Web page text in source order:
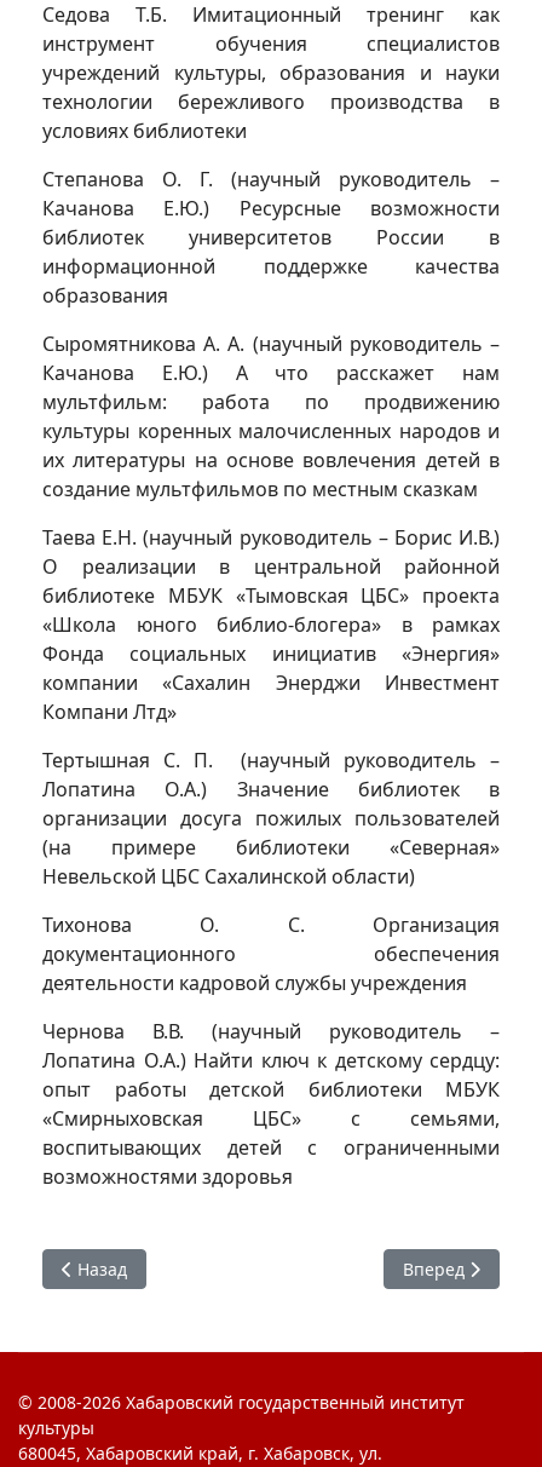
Седова Т.Б. Имитационный тренинг как
инструмент обучения специалистов
учреждений культуры, образования и науки
технологии бережливого производства в
условиях библиотеки
Степанова О. Г. (научный руководитель –
Качанова Е.Ю.) Ресурсные возможности
библиотек университетов России в
информационной поддержке качества
образования
Сыромятникова А. А. (научный руководитель –
Качанова Е.Ю.) А что расскажет нам
мультфильм: работа по продвижению
культуры коренных малочисленных народов и
их литературы на основе вовлечения детей в
создание мультфильмов по местным сказкам
Таева Е.Н. (научный руководитель – Борис И.В.)
О реализации в центральной районной
библиотеке МБУК «Тымовская ЦБС» проекта
«Школа юного библио-блогера» в рамках
Фонда социальных инициатив «Энергия»
компании «Сахалин Энерджи Инвестмент
Компани Лтд»
Тертышная С. П. (научный руководитель –
Лопатина О.А.) Значение библиотек в
организации досуга пожилых пользователей
(на примере библиотеки «Северная»
Невельской ЦБС Сахалинской области)
Тихонова О. С. Организация
документационного обеспечения
деятельности кадровой службы учреждения
Чернова В.В. (научный руководитель –
Лопатина О.А.) Найти ключ к детскому сердцу:
опыт работы детской библиотеки МБУК
«Смирныховская ЦБС» с семьями,
воспитывающих детей с ограниченными
возможностями здоровья
Предыдущий: Вопросы развития творческой среды
Назад Следующий:
Вперед
© 2008-2026 Хабаровский государственный институт
культуры
680045, Хабаровский край, г. Хабаровск, ул.